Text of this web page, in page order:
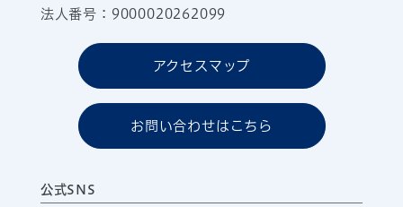
法人番号：9000020262099
アクセスマップ
お問い合わせはこちら
公式SNS